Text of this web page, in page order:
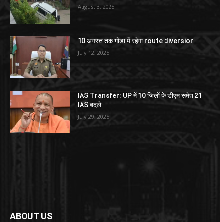
August 3, 2025
10 अगस्त तक गोंडा में रहेगा route diversion
July 12, 2025
IAS Transfer: UP में 10 जिलों के डीएम समेत 21
IAS बदले
July 29, 2025
ABOUT US